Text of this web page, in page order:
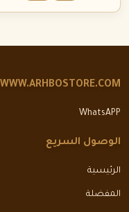
WWW.ARHBOSTORE.COM
WhatsAPP
الوصول السريع
الرئيسية
المفضلة